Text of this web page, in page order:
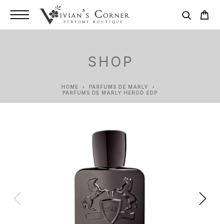
SHOP
HOME
PARFUMS DE MARLY
PARFUMS DE MARLY HEROD EDP